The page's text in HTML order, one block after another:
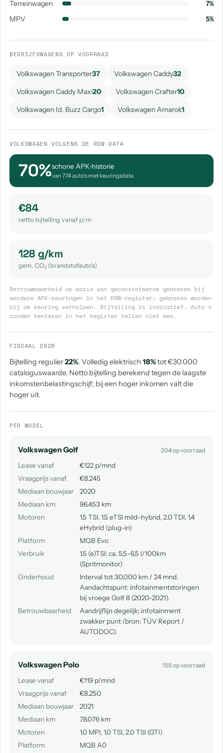
aantal: 1
Volkswagen Crosspolo
Volkswagen Id. Buzz Volkswagen Id. Buzz Cargo
aantal: 1 aantal: 1
Terreinwagen
7%
MPV
5%
BEDRIJFSWAGENS OP VOORRAAD
Volkswagen Transporter37 Volkswagen Caddy32
Volkswagen Caddy Maxi20 Volkswagen Crafter10
Volkswagen Id. Buzz Cargo1 Volkswagen Amarok1
VOLKSWAGEN VOLGENS DE RDW-DATA
70%schone APK‑historie
van 774 auto's met keuringsdata
€84
netto bijtelling vanaf p/m
128 g/km
gem. CO₂ (brandstofauto's)
Betrouwbaarheid op basis van geconstateerde gebreken bij
eerdere APK-keuringen in het RDW-register; gebreken worden
bij de keuring verholpen. Bijtelling is indicatief. Auto's
zonder kenteken in het register tellen niet mee.
FISCAAL 2026
Bijtelling regulier22%. Volledig elektrisch 18%tot €30.000
cataloguswaarde. Netto bijtelling berekend tegen de laagste
inkomstenbelastingschijf; bij een hoger inkomen valt die
hoger uit.
PER MODEL
Volkswagen Golf 204 op voorraad
Lease vanaf
€122 p/mnd
Vraagprijs vanaf
€8.245
Mediaan bouwjaar
2020
Mediaan km
96.453 km
Motoren
1.5 TSI, 1.5 eTSI mild-hybrid, 2.0 TDI, 1.4
eHybrid (plug-in)
Platform
MQB Evo
Verbruik
1.5 (e)TSI: ca. 5,5-6,5 l/100km
(Spritmonitor)
Onderhoud
Interval tot 30.000 km / 24 mnd.
Aandachtspunt: infotainmentstoringen
bij vroege Golf 8 (2020-2021).
Betrouwbaarheid
Aandrijflijn degelijk; infotainment
zwakker punt (bron: TÜV Report /
AUTODOC).
Volkswagen Polo 155 op voorraad
Lease vanaf
€119 p/mnd
Vraagprijs vanaf
€8.250
Mediaan bouwjaar
2021
Mediaan km
78.076 km
Motoren
1.0 MPI, 1.0 TSI, 2.0 TSI (GTI)
Platform
MQB A0